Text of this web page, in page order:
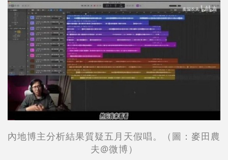
內地博主分析結果質疑五月天假唱。（圖：麥田農
夫@微博）